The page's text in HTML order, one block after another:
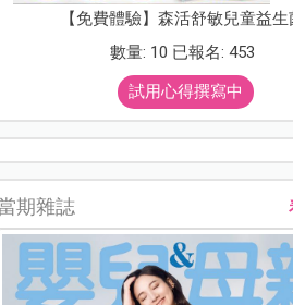
【免費體驗】森活舒敏兒童益生
數量: 10 已報名: 453
試用心得撰寫中
期雜誌